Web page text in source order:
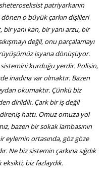
patriyarkanın
o büyük çarkın dişlileri
yanı kan, bir yanı arzu, bir
değil, onu parçalamayı
isyana dönüşüyor.
sistemini kurduğu yerdir. Polisin,
inadına var olmaktır. Bazen
okumaktır. Çünkü biz
dirildik. Çark bir iş değil
hattı. Omuz omuza yol
bazen bir sokak lambasının
eylemin ortasında, göz göze
Ne biz sistemin çarkına sığdık
biz fazlaydık.